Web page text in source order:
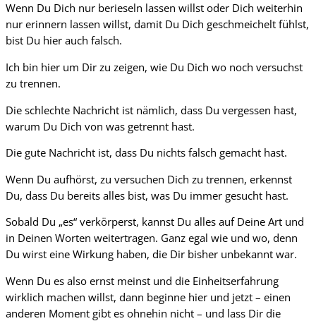
Wenn Du Dich nur berieseln lassen willst oder Dich weiterhin
nur erinnern lassen willst, damit Du Dich geschmeichelt fühlst,
bist Du hier auch falsch.
Ich bin hier um Dir zu zeigen, wie Du Dich wo noch versuchst
zu trennen.
Die schlechte Nachricht ist nämlich, dass Du vergessen hast,
warum Du Dich von was getrennt hast.
Die gute Nachricht ist, dass Du nichts falsch gemacht hast.
Wenn Du aufhörst, zu versuchen Dich zu trennen, erkennst
Du, dass Du bereits alles bist, was Du immer gesucht hast.
Sobald Du „es“ verkörperst, kannst Du alles auf Deine Art und
in Deinen Worten weitertragen. Ganz egal wie und wo, denn
Du wirst eine Wirkung haben, die Dir bisher unbekannt war.
Wenn Du es also ernst meinst und die Einheitserfahrung
wirklich machen willst, dann beginne hier und jetzt – einen
anderen Moment gibt es ohnehin nicht – und lass Dir die